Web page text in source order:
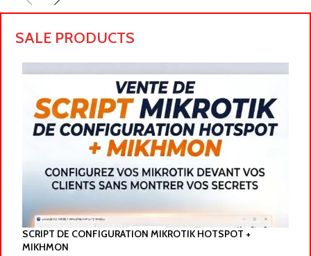
SALE PRODUCTS
SCRIPT DE CONFIGURATION MIKROTIK HOTSPOT +
MIKHMON